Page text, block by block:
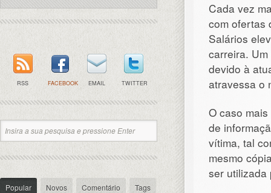
Cada vez
com ofertas
Salários
carreira.
devido à
atravessa o
O caso
de
vítima, tal
mesmo
ser utilizada
RSS FACEBOOK EMAIL TWITTER
Popular Novos Comentário Tags